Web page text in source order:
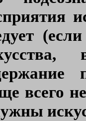
всего